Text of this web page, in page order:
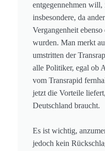
entgegennehmen
insbesondere, da
Vergangenheit
wurden. Man merkt
umstritten der
alle Politiker, egal ob
vom Transrapid
jetzt die Vorteile
Deutschland braucht.
Es ist wichtig,
jedoch kein